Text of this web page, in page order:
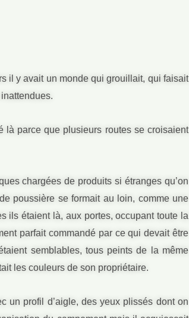
il y avait un monde qui grouillait, qui faisait
là parce que plusieurs routes se croisaient
chargées de produits si étranges qu’on
poussière se formait au loin, comme une
ils étaient là, aux portes, occupant toute la
parfait commandé par ce qui devait être
semblables, tous peints de la même
les couleurs de son propriétaire.
un profil d’aigle, des yeux plissés dont on